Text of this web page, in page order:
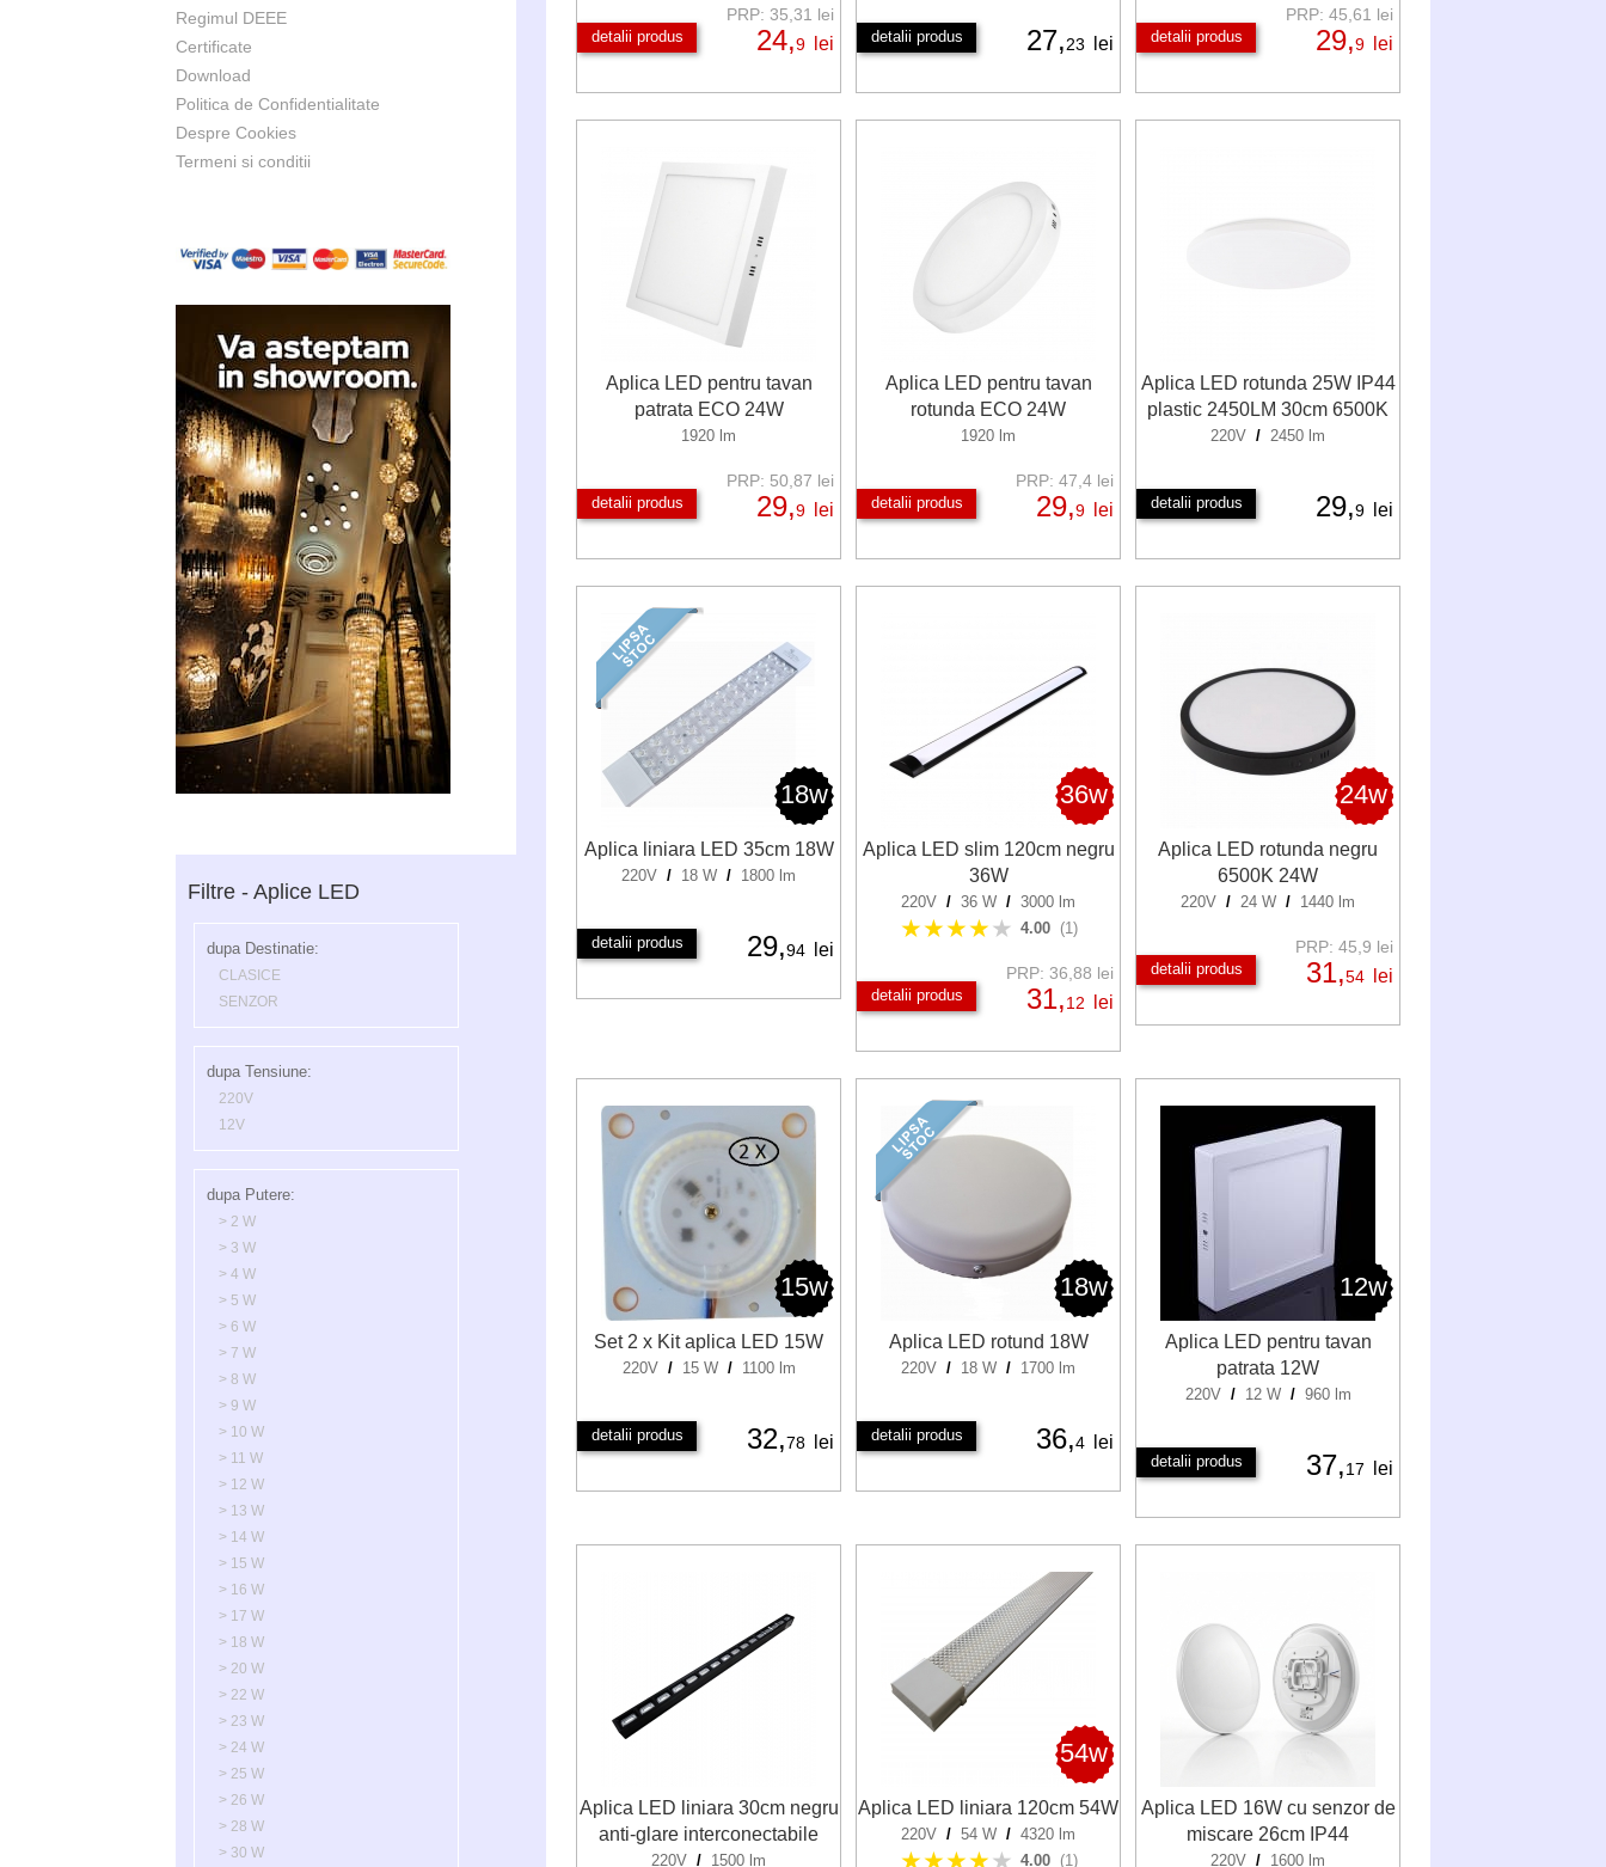
Regimul DEEE
Certificate
Download
Politica de Confidentialitate
Despre Cookies
Termeni si conditii
Filtre - Aplice LED
dupa Destinatie:
CLASICE
SENZOR
dupa Tensiune:
220V
12V
dupa Putere:
> 2 W
> 3 W
> 4 W
> 5 W
> 6 W
> 7 W
> 8 W
> 9 W
> 10 W
> 11 W
> 12 W
> 13 W
> 14 W
> 15 W
> 16 W
> 17 W
> 18 W
> 20 W
> 22 W
> 23 W
> 24 W
> 25 W
> 26 W
> 28 W
> 30 W
detalii produs
PRP: 35,31 lei
24,9 lei detalii produs 27,23 lei detalii produs
PRP: 45,61 lei
29,9 lei
Aplica LED pentru tavan
patrata ECO 24W
1920 lm
detalii produs
PRP: 50,87 lei
29,9 lei
Aplica LED pentru tavan
rotunda ECO 24W
1920 lm
detalii produs
PRP: 47,4 lei
29,9 lei
Aplica LED rotunda 25W IP44
plastic 2450LM 30cm 6500K
220V / 2450 lm
detalii produs 29,9 lei
18w
Aplica liniara LED 35cm 18W
220V / 18 W / 1800 lm
detalii produs 29,94 lei
36w
Aplica LED slim 120cm negru
36W
220V / 36 W / 3000 lm
★★★★★ 4.00 (1)
detalii produs
PRP: 36,88 lei
31,12 lei
24w
Aplica LED rotunda negru
6500K 24W
220V / 24 W / 1440 lm
detalii produs
PRP: 45,9 lei
31,54 lei
15w
Set 2 x Kit aplica LED 15W
220V / 15 W / 1100 lm
detalii produs 32,78 lei
18w
Aplica LED rotund 18W
220V / 18 W / 1700 lm
detalii produs 36,4 lei
12w
Aplica LED pentru tavan
patrata 12W
220V / 12 W / 960 lm
detalii produs 37,17 lei
Aplica LED liniara 30cm negru
anti-glare interconectabile
220V / 1500 lm
54w
Aplica LED liniara 120cm 54W
220V / 54 W / 4320 lm
★★★★★ 4.00 (1)
Aplica LED 16W cu senzor de
miscare 26cm IP44
220V / 1600 lm